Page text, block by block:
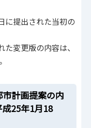
に提出された当初の
変更版の内容は、
計画提案の内
25年1月18